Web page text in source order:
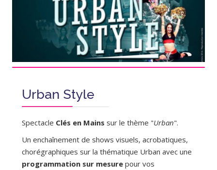
Urban Style
Spectacle Clés en Mains sur le thème "Urban".
Un enchaînement de shows visuels, acrobatiques,
chorégraphiques sur la thématique Urban avec une
programmation sur mesure pour vos